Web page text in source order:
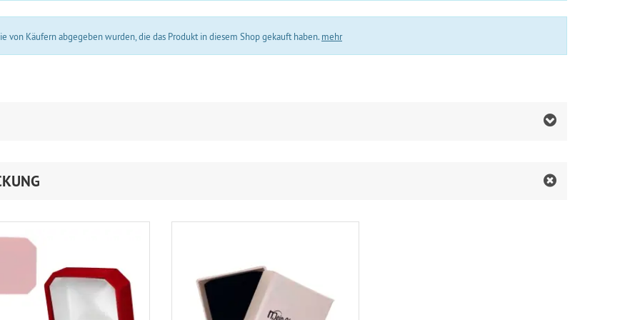
von Käufern abgegeben wurden, die das Produkt in diesem Shop gekauft haben. mehr